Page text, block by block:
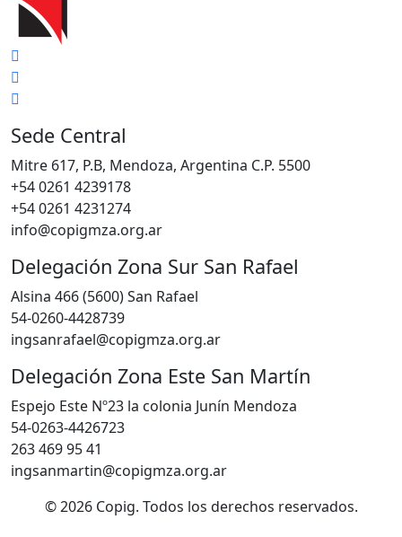
Sede Central
Mitre 617, P.B, Mendoza, Argentina C.P. 5500
+54 0261 4239178
+54 0261 4231274
info@copigmza.org.ar
Delegación Zona Sur San Rafael
Alsina 466 (5600) San Rafael
54-0260-4428739
ingsanrafael@copigmza.org.ar
Delegación Zona Este San Martín
Espejo Este Nº23 la colonia Junín Mendoza
54-0263-4426723
263 469 95 41
ingsanmartin@copigmza.org.ar
© 2026 Copig. Todos los derechos reservados.